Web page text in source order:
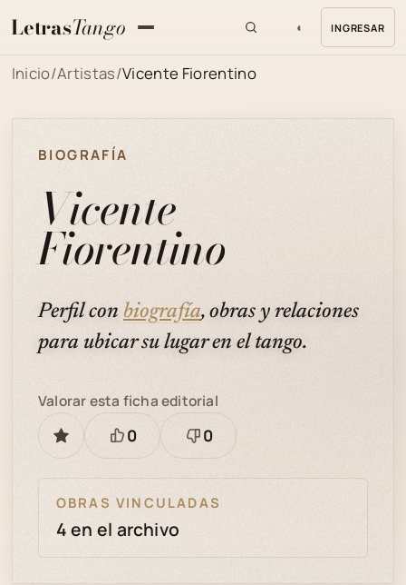
LetrasTango ◐ INGRESAR
Inicio/Artistas/Vicente Fiorentino
BIOGRAFÍA
Vicente
Fiorentino
Perfil con biografía, obras y relaciones
para ubicar su lugar en el tango.
GUARDAR
Valorar esta ficha editorial
Está
0
Necesita
0
OBRAS VINCULADAS
4 en el archivo